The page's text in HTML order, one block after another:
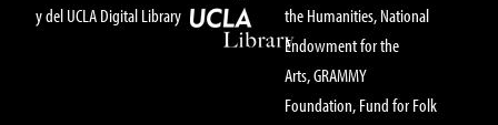
y del UCLA Digital Library
the Humanities, National
Endowment for the
Arts, GRAMMY
Foundation, Fund for Folk